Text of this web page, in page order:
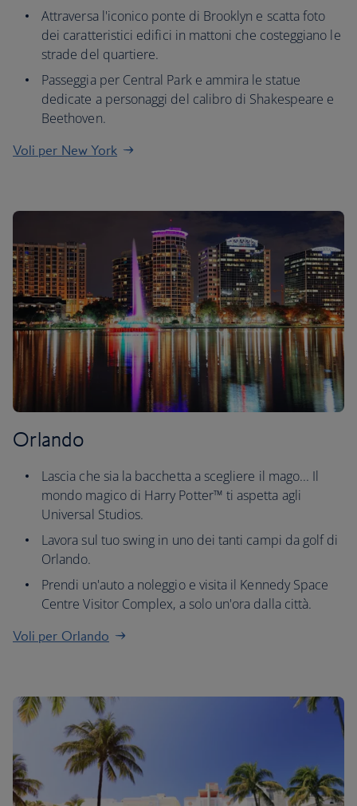
Attraversa l'iconico ponte di Brooklyn e scatta foto
dei caratteristici edifici in mattoni che costeggiano le
strade del quartiere.
Passeggia per Central Park e ammira le statue
dedicate a personaggi del calibro di Shakespeare e
Beethoven.
Voli per New York
Orlando
Lascia che sia la bacchetta a scegliere il mago... Il
mondo magico di Harry Potter™ ti aspetta agli
Universal Studios.
Lavora sul tuo swing in uno dei tanti campi da golf di
Orlando.
Prendi un'auto a noleggio e visita il Kennedy Space
Centre Visitor Complex, a solo un'ora dalla città.
Voli per Orlando